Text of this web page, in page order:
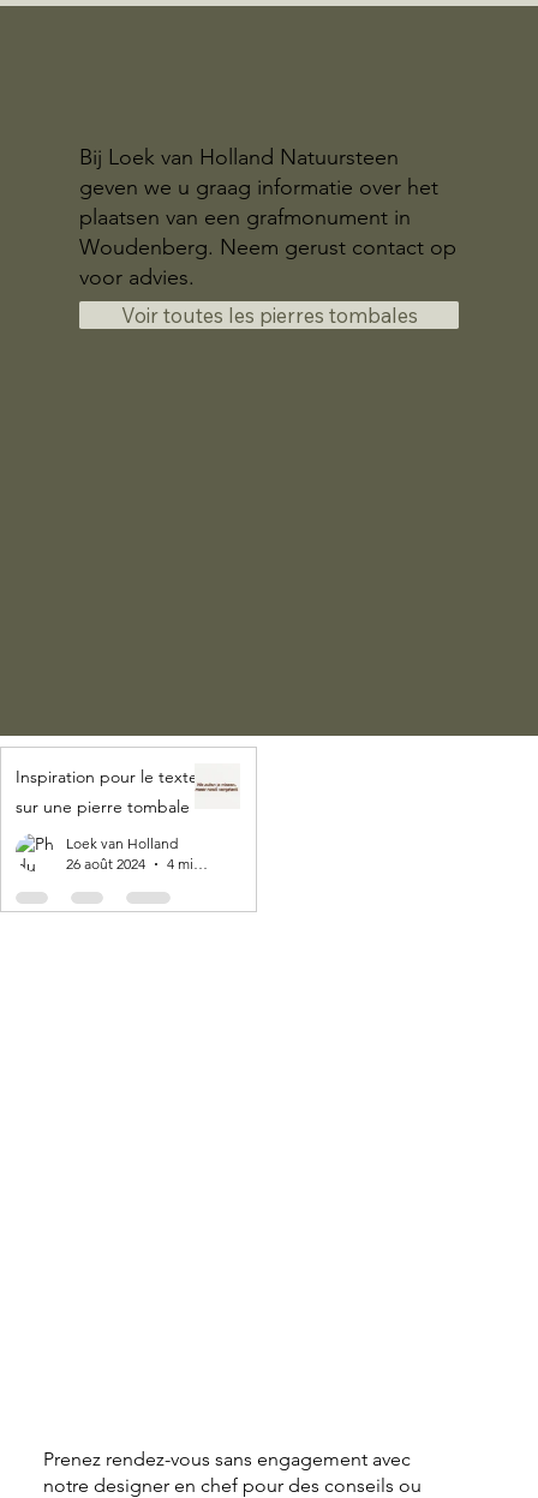
Bij Loek van Holland Natuursteen
geven we u graag informatie over het
plaatsen van een grafmonument in
Woudenberg. Neem gerust contact op
voor advies.
Voir toutes les pierres tombales
Inspiration pour le texte
sur une pierre tombale
Loek van Holland
26 août 2024
4 min de lecture
Prenez rendez-vous sans engagement avec
notre designer en chef pour des conseils ou